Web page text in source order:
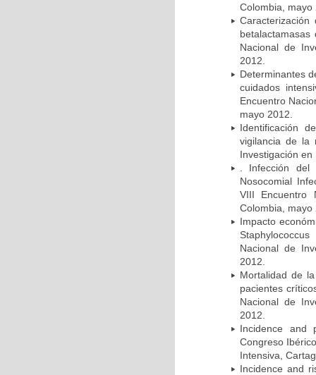
Colombia, mayo
Nacional de
2012.
Determinantes
cuidados
Encuentro
mayo 2012.
Identificación
vigilancia de la
Investigación
. Infección
Nosocomial
VIII Encuentro
Colombia, mayo
Impacto
Nacional de
2012.
Mortalidad de
pacientes
Nacional de
2012.
Incidence and
Congreso
Intensiva,
Incidence and